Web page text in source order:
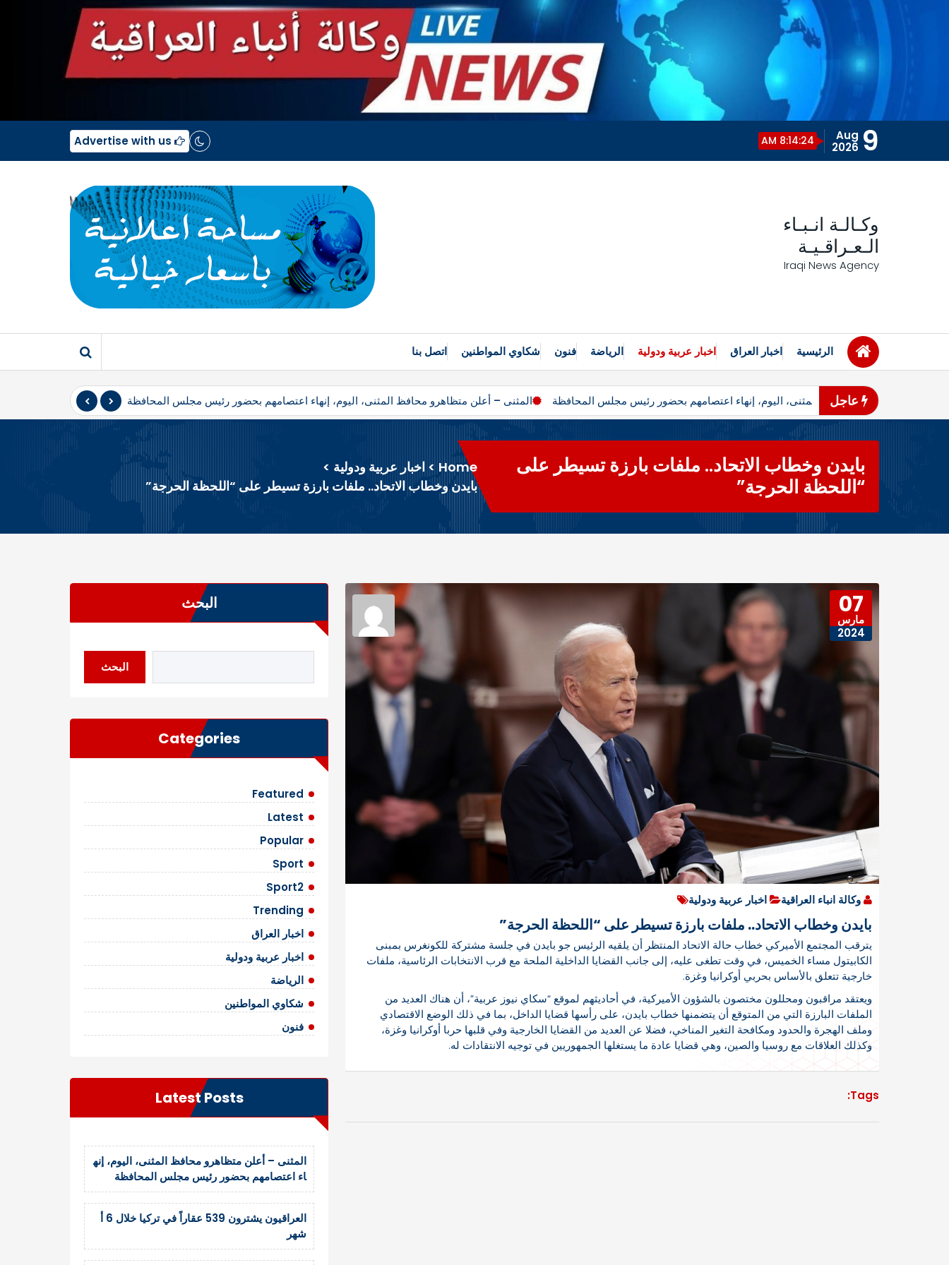
e
9
Aug
2026
8:14:25 AM
وكـالـة انـبـاء
الـعـراقـيـة
Iraqi News Agency
الرئيسية اخبار العراق اخبار عربية ودولية الرياضة فنون شكاوي المواطنين اتصل بنا
عاجل المثنى – أعلن المثنى – أعلن متظاهرو محافظ المثنى، اليوم، إنهاء اعتصامهم بحضور رئيس مجلس المحافظة – أعلن متظاهرو محافظ المثنى، اليوم، إنهاء اعتصامهم بحضور رئيس مجلس المحافظة
بايدن وخطاب الاتحاد.. ملفات بارزة تسيطر على
“اللحظة الحرجة”
Home
> اخبار عربية ودولية >
بايدن وخطاب الاتحاد.. ملفات بارزة تسيطر على “اللحظة الحرجة”
07
مارس
2024
وكالة انباء العراقية اخبار عربية ودولية
بايدن وخطاب الاتحاد.. ملفات بارزة تسيطر على “اللحظة الحرجة”
يترقب المجتمع الأميركي خطاب حالة الاتحاد المنتظر أن يلقيه الرئيس جو بايدن في جلسة مشتركة للكونغرس بمبنى
الكابيتول مساء الخميس، في وقت تطغى عليه، إلى جانب القضايا الداخلية الملحة مع قرب الانتخابات الرئاسية، ملفات
خارجية تتعلق بالأساس بحربي أوكرانيا وغزة.
ويعتقد مراقبون ومحللون مختصون بالشؤون الأميركية، في أحاديثهم لموقع “سكاي نيوز عربية”، أن هناك العديد من
الملفات البارزة التي من المتوقع أن يتضمنها خطاب بايدن، على رأسها قضايا الداخل، بما في ذلك الوضع الاقتصادي
وملف الهجرة والحدود ومكافحة التغير المناخي، فضلا عن العديد من القضايا الخارجية وفي قلبها حربا أوكرانيا وغزة،
وكذلك العلاقات مع روسيا والصين، وهي قضايا عادة ما يستغلها الجمهوريين في توجيه الانتقادات له.
Tags:
البحث
البحث
Categories
Featured
Latest
Popular
Sport
Sport2
Trending
اخبار العراق
اخبار عربية ودولية
الرياضة
شكاوي المواطنين
فنون
Latest Posts
المثنى – أعلن متظاهرو محافظ المثنى، اليوم، إنه
اء اعتصامهم بحضور رئيس مجلس المحافظة
العراقيون يشترون 539 عقاراً في تركيا خلال 6 أ
شهر